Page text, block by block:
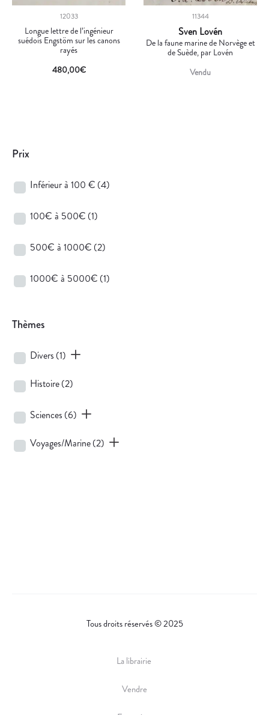
12033
Longue lettre de l’ingénieur
suédois Engstöm sur les canons
rayés
480,00€
11344
Sven Lovén
De la faune marine de Norvège et
de Suède, par Lovén
Vendu
Prix
Inférieur à 100 € (4)
100€ à 500€ (1)
500€ à 1000€ (2)
1000€ à 5000€ (1)
Thèmes
Divers (1)
Histoire(2)
Sciences (6)
Voyages/Marine(2)
Tous droits réservés © 2025
La librairie
Vendre